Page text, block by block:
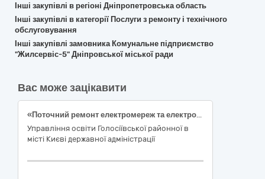
Інші закупівлі в регіоні Дніпропетровська область
Інші закупівлі в категорії Послуги з ремонту і технічного
обслуговування
Інші закупівлі замовника Комунальне підприємство
"Жилсервіс-5" Дніпровської міської ради
Вас може зацікавити
«Поточний ремонт електромереж та електрообладнання Гімназії № 87 за адресою: вулиця Антоновича, 4/6 Голосіївського району міста Києва (ДК 021:2015 код 50710000-5 Послуги з ремонту і технічного обслуговування електричного і механічного устаткування будівель)»
Управління освіти Голосіївської районної в
місті Києві державної адміністрації